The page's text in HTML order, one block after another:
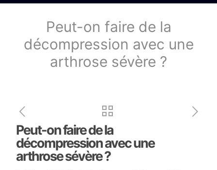
Peut-on faire de la
décompression avec une
arthrose sévère ?
Peut-on faire de la
décompression avec une
arthrose sévère ?